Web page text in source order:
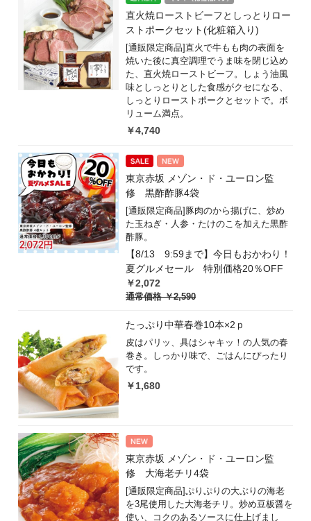
直火焼ローストビーフとしっとりロー
ストポークセット(化粧箱入り)
[通販限定商品]直火で牛もも肉の表面を
焼いた後に真空調理でうま味を閉じ込め
た、直火焼ローストビーフ。しょう油風
味としっとりとした食感がクセになる、
しっとりローストポークとセットで。ボ
リューム満点。
￥4,740
東京赤坂 メゾン・ド・ユーロン監
修 黒酢酢豚4袋
[通販限定商品]豚肉のから揚げに、炒め
た玉ねぎ・人参・たけのこを加えた黒酢
酢豚。
【8/13 9:59まで】今日もおかわり！
夏グルメセール 特別価格20％OFF
￥2,072
通常価格￥2,590
たっぷり中華春巻10本×2ｐ
皮はパリッ、具はシャキッ！の人気の春
巻き。しっかり味で、ごはんにぴったり
です。
￥1,680
東京赤坂 メゾン・ド・ユーロン監
修 大海老チリ4袋
[通販限定商品]ぷりぷりの大ぶりの海老
を3尾使用した大海老チリ。炒め豆板醤を
使い、コクのあるソースに仕上げまし